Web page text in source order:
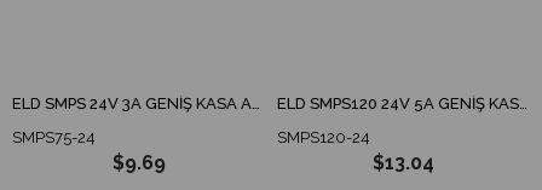
ELD SMPS 24V 3A GENİŞ KASA ADAPTÖR / TRAFO
SMPS75-24
$9.69
ELD SMPS120 24V 5A GENİŞ KASA ADAPTÖR / TRAFO
SMPS120-24
$13.04